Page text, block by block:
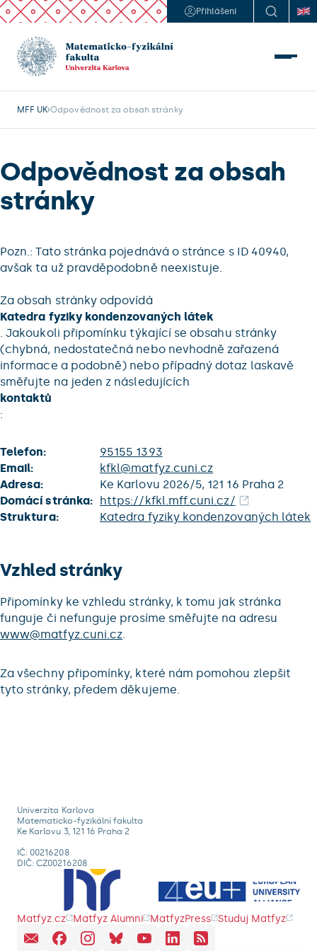
Přihlášení
MFF UK Odpovědnost za obsah stránky
Odpovědnost za obsah
stránky
Pozn.: Tato stránka pojednává o stránce s ID 40940,
avšak ta už pravděpodobně neexistuje.
Za obsah stránky odpovídá
Katedra fyziky kondenzovaných látek
. Jakoukoli připomínku týkající se obsahu stránky
(chybná, nedostatečná nebo nevhodně zařazená
informace a podobně) nebo případný dotaz laskavě
směřujte na jeden z následujících
kontaktů
:
Telefon:
95155 1393
Email:
kfkl@matfyz.cuni.cz
Adresa:
Ke Karlovu 2026/5, 121 16 Praha 2
Domácí stránka: https://kfkl.mff.cuni.cz/
Struktura:
Katedra fyziky kondenzovaných látek
Vzhled stránky
Připomínky ke vzhledu stránky, k tomu jak stránka
funguje či nefunguje prosíme směřujte na adresu
www@matfyz.cuni.cz.
Za všechny připomínky, které nám pomohou zlepšit
tyto stránky, předem děkujeme.
Univerzita Karlova
Matematicko-fyzikální fakulta
Ke Karlovu 3, 121 16 Praha 2
IČ: 00216208
DIČ: CZ00216208
Matfyz.cz Matfyz Alumni MatfyzPress Studuj Matfyz